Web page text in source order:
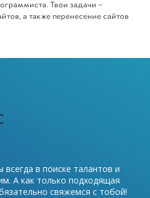
Твои задачи –
а также перенесение сайтов
в поиске талантов и
А как только подходящая
свяжемся с тобой!